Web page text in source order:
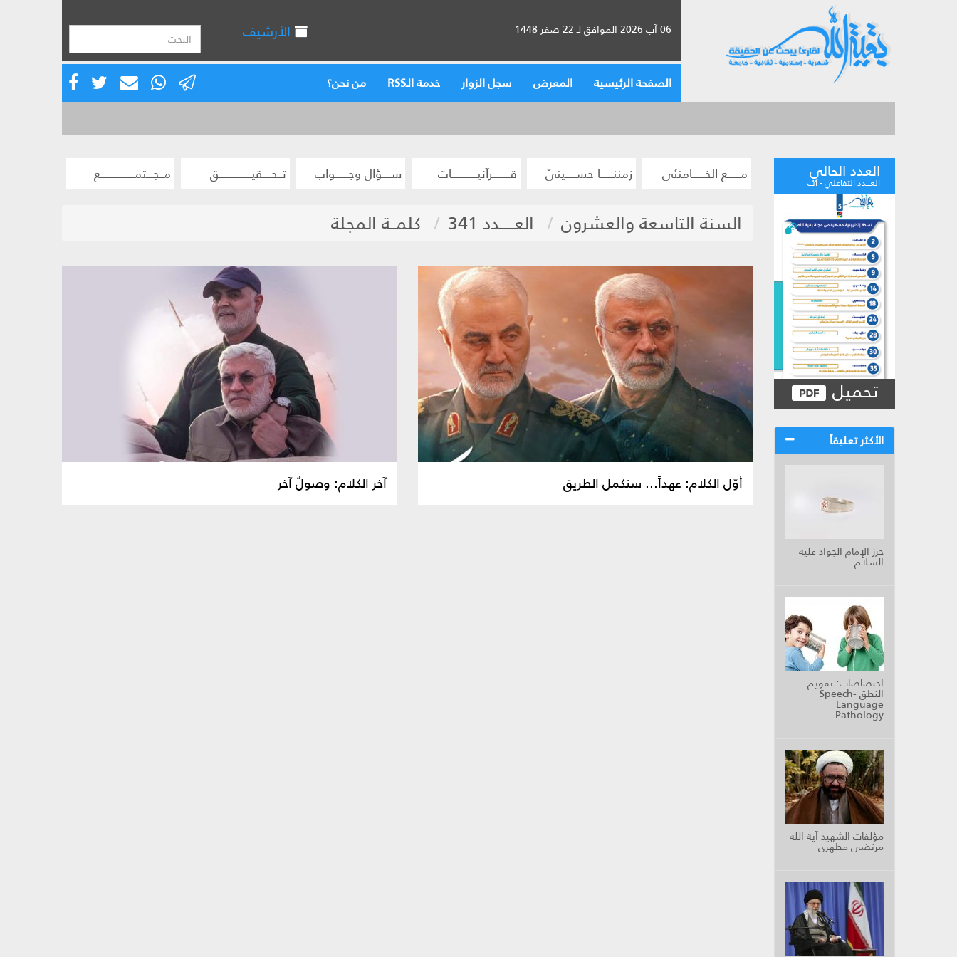
06 آب 2026 الموافق لـ 22 صفر 1448 الأرشيف
الصفحة الرئيسية المعرض سجل الزوار خدمة الـRSS من نحن؟
العدد الحالي
العـــدد التفاعلي - آب
تحميل
الأكثر تعليقاً
حرز الإمام الجواد عليه
السلام
اختصاصات: تقويم
النطق Speech-
Language
Pathology
مؤلفات الشهيد آية الله
مرتضى مطهري
مــــــع الخــــــامنئي زمننــــــا حســـــينيّ قــــــــرآنيــــــــــــات ســــؤال وجــــــواب تــحــــقيـــــــــــــــق مــجـــتمــــــــــــــــع
السنة التاسعة والعشرون العـــــدد 341 كلمــة المجلة
أوّل الكلام: عهداً... سنكمل الطريق آخر الكلام: وصولٌ آخر